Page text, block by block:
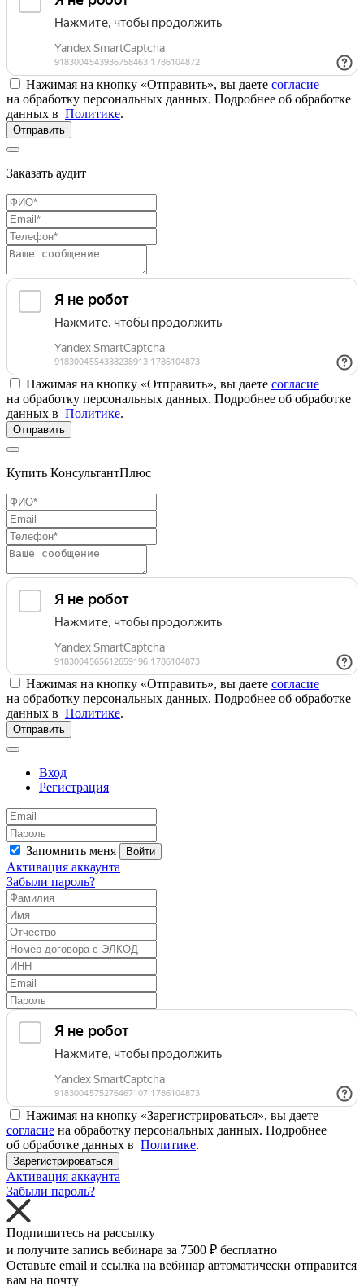
Нажимая на кнопку «Отправить», вы даете согласие
на обработку персональных данных. Подробнее об обработке
данных в Политике.
Отправить
Заказать аудит
Нажимая на кнопку «Отправить», вы даете согласие
на обработку персональных данных. Подробнее об обработке
данных в Политике.
Отправить
Купить КонсультантПлюс
Нажимая на кнопку «Отправить», вы даете согласие
на обработку персональных данных. Подробнее об обработке
данных в Политике.
Отправить
Вход
Регистрация
Запомнить меня Войти
Активация аккаунта
Забыли пароль?
Нажимая на кнопку «Зарегистрироваться», вы даете
согласие на обработку персональных данных. Подробнее
об обработке данных в Политике.
Зарегистрироваться
Активация аккаунта
Забыли пароль?
Подпишитесь на рассылку
и получите запись вебинара за 7500 ₽ бесплатно
Оставьте email и ссылка на вебинар автоматически отправится
вам на почту